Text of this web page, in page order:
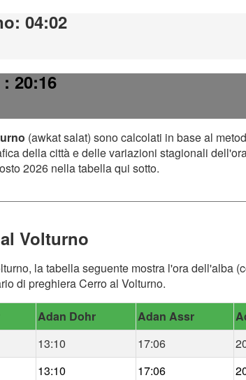
: 04:02
: 20:16
(awkat salat) sono calcolati in base al
della città e delle variazioni stagionali
2026 nella tabella qui sotto.
Volturno
la tabella seguente mostra l'ora dell'alba
di preghiera Cerro al Volturno.
Adan Dohr Adan Assr
13:10 17:06
13:10 17:06